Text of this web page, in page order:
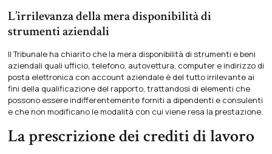
L’irrilevanza della mera disponibilità di
strumenti aziendali
Il Tribunale ha chiarito che la mera disponibilità di strumenti e beni
aziendali quali ufficio, telefono, autovettura, computer e indirizzo di
posta elettronica con account aziendale è del tutto irrilevante ai
fini della qualificazione del rapporto, trattandosi di elementi che
possono essere indifferentemente forniti a dipendenti e consulenti
e che non modificano le modalità con cui viene resa la prestazione.
La prescrizione dei crediti di lavoro